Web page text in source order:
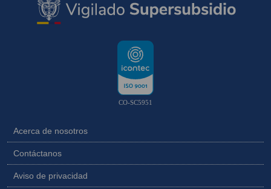
CO-SC5951
Acerca de nosotros
Contáctanos
Aviso de privacidad